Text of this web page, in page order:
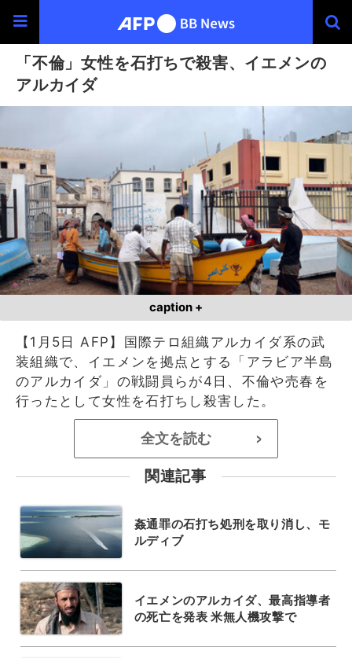
「不倫」女性を石打ちで殺害、イエメンの
アルカイダ
caption +
【1月5日 AFP】国際テロ組織アルカイダ系の武
装組織で、イエメンを拠点とする「アラビア半島
のアルカイダ」の戦闘員らが4日、不倫や売春を
行ったとして女性を石打ちし殺害した。
全文を読む >
関連記事
姦通罪の石打ち処刑を取り消し、モ
ルディブ
イエメンのアルカイダ、最高指導者
の死亡を発表 米無人機攻撃で